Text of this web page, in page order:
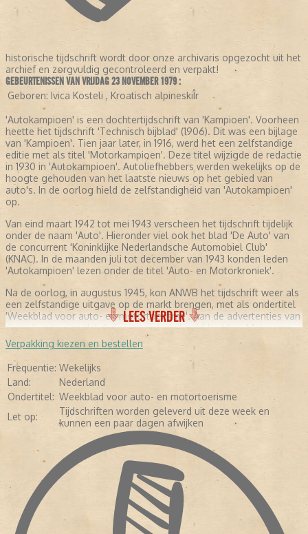
historische tijdschrift wordt door onze archivaris opgezocht uit het
archief en zorgvuldig gecontroleerd en verpakt!
GEBEURTENISSEN VAN VRIJDAG 23 NOVEMBER 1979 :
Geboren: Ivica Kosteli , Kroatisch alpineskiÎr
'Autokampioen' is een dochtertijdschrift van 'Kampioen'. Voorheen
heette het tijdschrift 'Technisch bijblad' (1906). Dit was een bijlage
van 'Kampioen'. Tien jaar later, in 1916, werd het een zelfstandige
editie met als titel 'Motorkampioen'. Deze titel wijzigde de redactie
in 1930 in 'Autokampioen'. Autoliefhebbers werden wekelijks op de
hoogte gehouden van het laatste nieuws op het gebied van
auto's. In de oorlog hield de zelfstandigheid van 'Autokampioen'
op.
Van eind maart 1942 tot mei 1943 verscheen het tijdschrift tijdelijk
onder de naam 'Auto'. Hieronder viel ook het blad 'De Auto' van
de concurrent 'Koninklijke Nederlandsche Automobiel Club'
(KNAC). In de maanden juli tot december van 1943 konden leden
'Autokampioen' lezen onder de titel 'Auto- en Motorkroniek'.
Na de oorlog, in augustus 1945, kon ANWB het tijdschrift weer als
een zelfstandige uitgave op de markt brengen, met als ondertitel
'Weekblad voor auto- en motortoerisme'. Aan de advertenties van
destijds is te zien dat de lezers niet veel geld hadden. Met name
professionele garages adverteerden met hun diensten. Daarnaast
werd de motorolie aangeprezen. In de jaren zeventig werd de
eerste 'Kampioen' in kleur gedrukt. Tevens kwam er meer geld vrij
voor het testen van auto's en meer fotografie. De redactie
besloot zich meer te gaan richten op mensen met kennis van
auto's. Hierdoor werd het blad minder geschikt voor leken. Vijftien
jaar later (in 1985) verscheen het tijdschrift in full color en in de
jaren negentig werd gebruikgemaakt van glossy-papier. Inmiddels
werd 'Autokampioen' nog maar tweewekelijks uitgebracht. Ook de
ondertitel verdween. De redactie hield de lezers nog steeds op de
hoogte door testverslagen van de nieuwste modellen te
publiceren, informatie te geven over occasions, experts aan het
woord laten en reportages over klassiekers en prototypes te
maken. In de loop der jaren liep de oplage en de advertentie
inkomsten geleidelijk aan terug. Daarop besloot ANWB in 2010 de
laatste editie van 'Autokampioen' uit te brengen op 26 oktober.
Bron:
Magazine! 150 jaar publiekstijdschriften
LEES VERDER
Verpakking kiezen en bestellen
Frequentie: Wekelijks
Land:
Nederland
Ondertitel: Weekblad voor auto- en motortoerisme
Let op:
Tijdschriften worden geleverd uit deze week en
kunnen een paar dagen afwijken